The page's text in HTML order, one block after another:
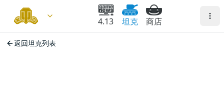
4.13 坦克 商店
返回坦克列表